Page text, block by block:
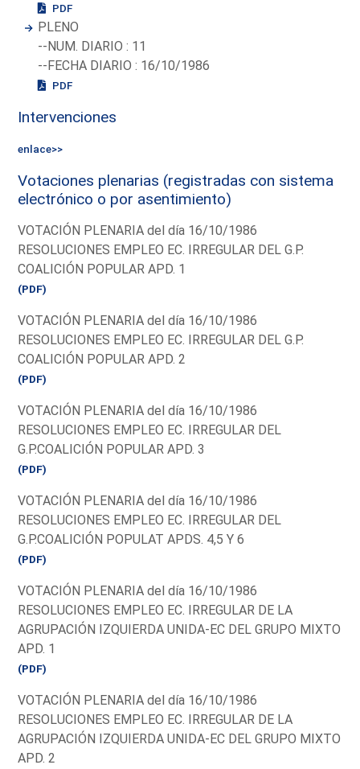
PDF
PLENO
--NUM. DIARIO : 11
--FECHA DIARIO : 16/10/1986
PDF
Intervenciones
enlace>>
Votaciones plenarias (registradas con sistema
electrónico o por asentimiento)
VOTACIÓN PLENARIA del día 16/10/1986
RESOLUCIONES EMPLEO EC. IRREGULAR DEL G.P.
COALICIÓN POPULAR APD. 1
(PDF)
VOTACIÓN PLENARIA del día 16/10/1986
RESOLUCIONES EMPLEO EC. IRREGULAR DEL G.P.
COALICIÓN POPULAR APD. 2
(PDF)
VOTACIÓN PLENARIA del día 16/10/1986
RESOLUCIONES EMPLEO EC. IRREGULAR DEL
G.P.COALICIÓN POPULAR APD. 3
(PDF)
VOTACIÓN PLENARIA del día 16/10/1986
RESOLUCIONES EMPLEO EC. IRREGULAR DEL
G.P.COALICIÓN POPULAT APDS. 4,5 Y 6
(PDF)
VOTACIÓN PLENARIA del día 16/10/1986
RESOLUCIONES EMPLEO EC. IRREGULAR DE LA
AGRUPACIÓN IZQUIERDA UNIDA-EC DEL GRUPO MIXTO
APD. 1
(PDF)
VOTACIÓN PLENARIA del día 16/10/1986
RESOLUCIONES EMPLEO EC. IRREGULAR DE LA
AGRUPACIÓN IZQUIERDA UNIDA-EC DEL GRUPO MIXTO
APD. 2